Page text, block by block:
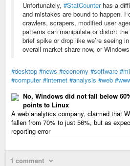
Unfortunately, #StatCounterhas a
and mistakes are bound to happen.
crawlers, scrapers, modified user
patterns can manipulate or distort
brief spike or drop like we’re seeing
overall market share now, or
#desktop #news #economy #software
#computer #internet #analysis #web
No, Windows did not fall below
points to Linux
A web analytics company, claimed that
fallen from 70% to just 56%, but as
reporting error
1 comment